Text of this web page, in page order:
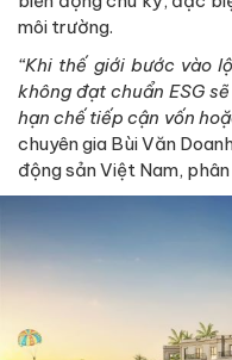
môi trường.
“Khi thế giới bước vào
không đạt chuẩn ESG
hạn chế tiếp cận vốn
chuyên gia Bùi Văn
động sản Việt Nam,